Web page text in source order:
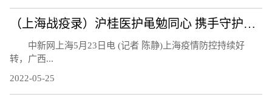
（上海战疫录）沪桂医护黾勉同心 携手守护亚定点医院患者
中新网上海5月23日电 (记者 陈静)上海疫情防控持续好
转，广西...
2022-05-25